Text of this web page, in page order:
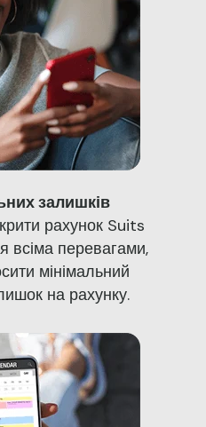
залишків
рахунок Suits
всіма перевагами,
мінімальний
на рахунку.